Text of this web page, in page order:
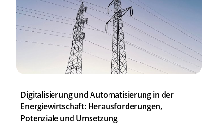
Digitalisierung und Automatisierung in der
Energiewirtschaft: Herausforderungen,
Potenziale und Umsetzung